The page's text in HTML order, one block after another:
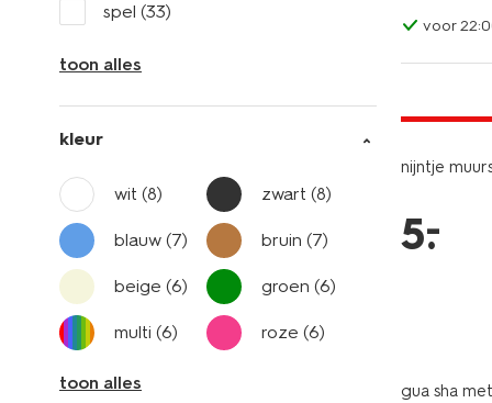
spel (33)
toon alles
kleur
wit (8) zwart(8)
blauw (7) bruin(7)
beige (6) groen(6)
multi (6) roze(6)
toon alles
voor
nijntje
5.
–
gua sha